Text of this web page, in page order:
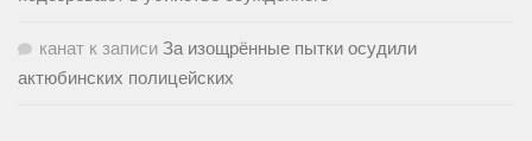
канат к записи За изощрённые пытки осудили
актюбинских полицейских